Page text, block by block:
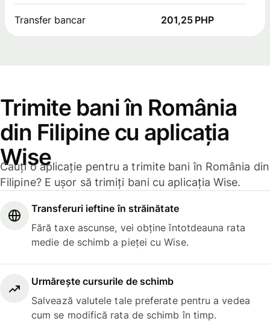
Transfer bancar 201,25 PHP
Trimite bani în România
din Filipine cu aplicația
Wise
Cauți o aplicație pentru a trimite bani în România din
Filipine? E ușor să trimiți bani cu aplicația Wise.
Transferuri ieftine în străinătate
Fără taxe ascunse, vei obține întotdeauna rata
medie de schimb a pieței cu Wise.
Urmărește cursurile de schimb
Salvează valutele tale preferate pentru a vedea
cum se modifică rata de schimb în timp.